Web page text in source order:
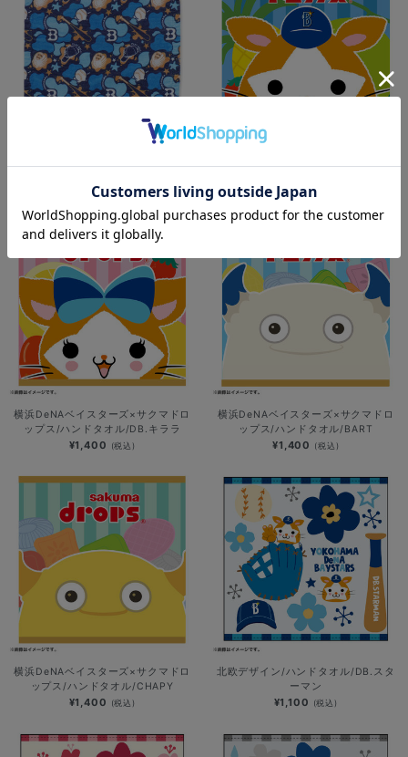
ハンドタオル
¥1,100(税込)
ップス/ハンドタオル/DB.スターマン
¥1,400(税込)
横浜DeNAベイスターズ×サクマドロ
ップス/ハンドタオル/DB.キララ
¥1,400 (税込)
横浜DeNAベイスターズ×サクマドロ
ップス/ハンドタオル/BART
¥1,400 (税込)
横浜DeNAベイスターズ×サクマドロ
ップス/ハンドタオル/CHAPY
¥1,400 (税込)
北欧デザイン/ハンドタオル/DB.スタ
ーマン
¥1,100 (税込)